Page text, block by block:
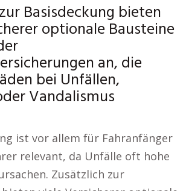
Basisdeckung bieten
optionale Bausteine
an, die
bei Unfällen,
Vandalismus
ist vor allem für Fahranfänger
relevant, da Unfälle oft hohe
Zusätzlich zur